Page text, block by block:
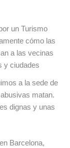
un Turismo
cómo las
a las vecinas
y ciudades
a la sede de
matan.
dignas y unas
Barcelona,